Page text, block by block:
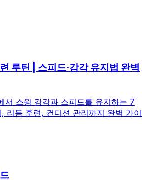
루틴 | 스피드·감각 유지법 완벽
서 스윙 감각과 스피드를 유지하는 7
리듬 훈련, 컨디션 관리까지 완벽 가이